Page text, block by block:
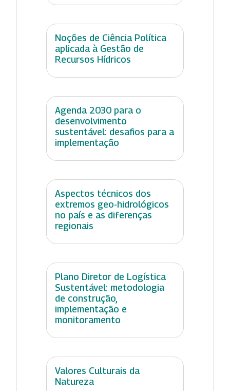
Noções de Ciência Política
aplicada à Gestão de
Recursos Hídricos
Agenda 2030 para o
desenvolvimento
sustentável: desafios para a
implementação
Aspectos técnicos dos
extremos geo-hidrológicos
no país e as diferenças
regionais
Plano Diretor de Logística
Sustentável: metodologia
de construção,
implementação e
monitoramento
Valores Culturais da
Natureza